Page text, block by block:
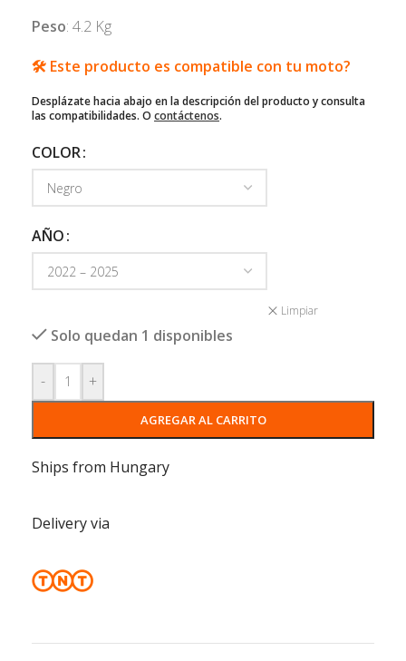
Peso: 4.2 Kg
🛠️ Este producto es compatible con tu moto?
Desplázate hacia abajo en la descripción del producto y consulta
las compatibilidades. O contáctenos.
COLOR
AÑO
Limpiar
Solo quedan 1 disponibles
- +
AGREGAR AL CARRITO
Ships from Hungary
Delivery via